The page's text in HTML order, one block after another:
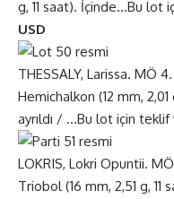
g, 11 saat). İçinde…Bu lot
USD
THESSALY, Larissa. MÖ
Hemichalkon (12 mm,
ayrıldı / …Bu lot için teklif
LOKRIS, Lokri Opuntii.
Triobol (16 mm, 2,51 g,